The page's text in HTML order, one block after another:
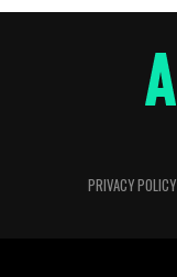
PRIVACY POLICY